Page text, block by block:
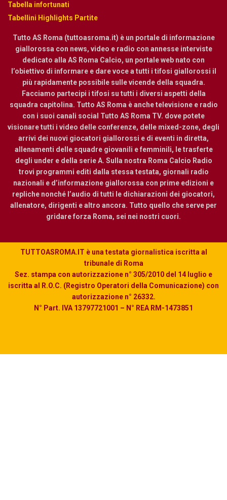
Tabella infortunati
Tabellini Highlights Partite
Tutto AS Roma (tuttoasroma.it) è un portale di informazione
giallorossa con news, video e radio con annesse interviste
dedicato alla AS Roma Calcio, un portale web nato con
l’obiettivo di informare e dare voce a tutti i tifosi giallorossi il
più rapidamente possibile sulle vicende della squadra.
Facciamo partecipi i tifosi su tutti i diversi aspetti della
squadra capitolina. Tutto AS Roma è anche televisione e radio
con i suoi canali social Tutto AS Roma TV. dove potete
visionare tutti i video delle conferenze, delle mixed-zone, degli
arrivi dei nuovi giocatori giallorossi e di eventi in diretta,
allenamenti delle squadre giovanili e femminili, le trasferte
degli under e della serie A. Sulla nostra Roma Calcio Radio
trovi programmi editi dalla stessa testata, giornali radio
nazionali e d’informazione giallorossa con prime edizioni e
repliche nonché l’audio di tutti le dichiarazioni dei giocatori,
allenatore, dirigenti e altro ancora. Tutto quello che serve per
gridare forza Roma, sei nei nostri cuori.
TUTTOASROMA.IT è una testata giornalistica iscritta al
tribunale di Roma
Sez. stampa con autorizzazione n° 305/2010 del 14 luglio e
iscritta al R.O.C. (Registro Operatori della Comunicazione) con
autorizzazione n° 26332.
N° Part. IVA 13797721001 – N° REA RM-1473851